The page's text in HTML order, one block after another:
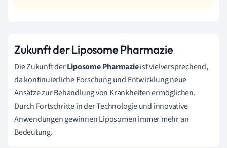
Zukunft der Liposome Pharmazie
Die Zukunft derLiposome Pharmazieist vielversprechend,
da kontinuierliche Forschung und Entwicklung neue
Ansätze zur Behandlung von Krankheiten ermöglichen.
Durch Fortschritte in der Technologie und innovative
Anwendungen gewinnen Liposomen immer mehr an
Bedeutung.